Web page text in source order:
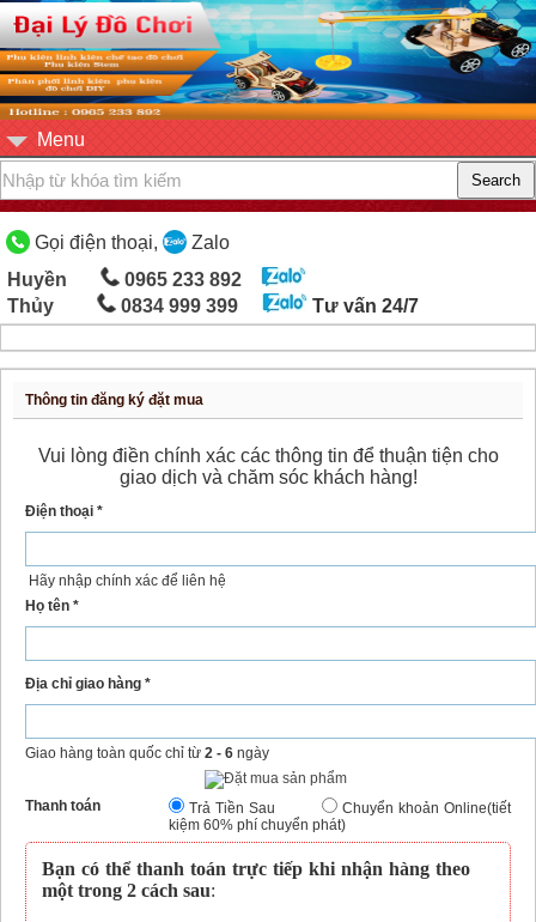
Menu
Gọi điện thoại,
Zalo
Huyền
0965 233 892
Thủy
0834 999 399 Tư vấn 24/7
Thông tin đăng ký đặt mua
Vui lòng điền chính xác các thông tin để thuận tiện cho
giao dịch và chăm sóc khách hàng!
Điện thoại *
Hãy nhập chính xác để liên hệ
Họ tên *
Địa chỉ giao hàng *
Giao hàng toàn quốc chỉ từ 2 - 6 ngày
Thanh toán Trả Tiền Sau
Chuyển khoản Online(tiết
kiệm 60% phí chuyển phát)
Bạn có thể thanh toán trực tiếp khi nhận hàng theo
một trong 2 cách sau: